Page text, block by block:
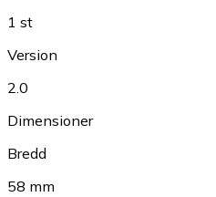
1 st
Version
2.0
Dimensioner
Bredd
58 mm